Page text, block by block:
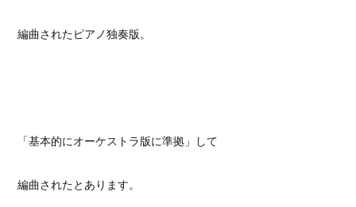
編曲されたピアノ独奏版。
「基本的にオーケストラ版に準拠」して
編曲されたとあります。